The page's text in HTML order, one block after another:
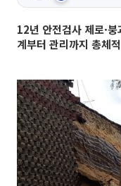
12년 안전검사 제로·
계부터 관리까지 총체